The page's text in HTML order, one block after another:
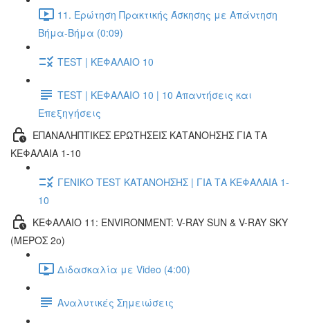
11. Ερώτηση Πρακτικής Άσκησης με Απάντηση
Βήμα-Βήμα (0:09)
TEST | ΚΕΦΑΛΑΙΟ 10
TEST | ΚΕΦΑΛΑΙΟ 10 | 10 Απαντήσεις και
Επεξηγήσεις
ΕΠΑΝΑΛΗΠΤΙΚΕΣ ΕΡΩΤΗΣΕΙΣ ΚΑΤΑΝΟΗΣΗΣ ΓΙΑ ΤΑ
ΚΕΦΑΛΑΙΑ 1-10
ΓΕΝΙΚΟ TEST ΚΑΤΑΝΟΗΣΗΣ | ΓΙΑ ΤΑ ΚΕΦΑΛΑΙΑ 1-
10
ΚΕΦΑΛΑΙΟ 11: ENVIRONMENT: V-RAY SUN & V-RAY SKY
(ΜΕΡΟΣ 2ο)
Διδασκαλία με Video (4:00)
Αναλυτικές Σημειώσεις